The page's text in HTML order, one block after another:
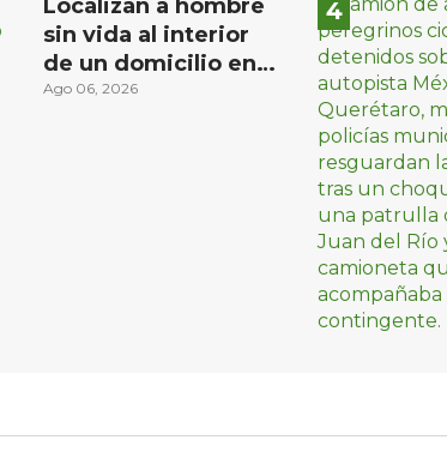
Localizan a hombre
sin vida al interior
de un domicilio en
la comunidad El
Ago 06, 2026